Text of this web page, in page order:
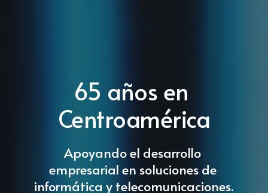
65 años en
Centroamérica
Apoyando el desarrollo
empresarial en soluciones de